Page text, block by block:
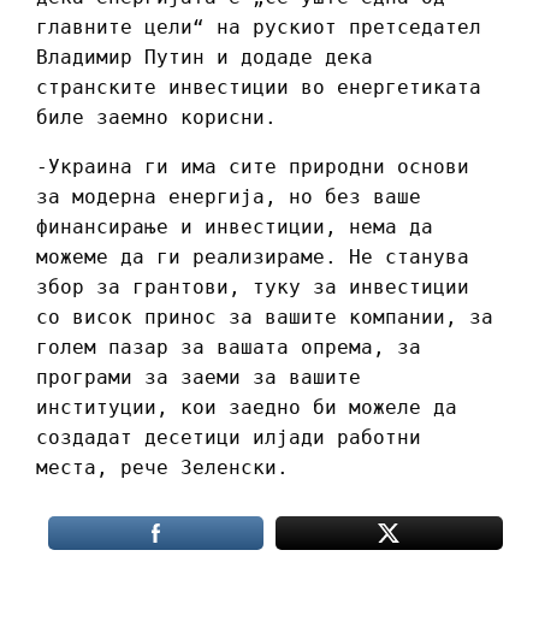
главните цели“ на рускиот претседател
Владимир Путин и додаде дека
странските инвестиции во енергетиката
биле заемно корисни.
-Украина ги има сите природни основи
за модерна енергија, но без ваше
финансирање и инвестиции, нема да
можеме да ги реализираме. Не станува
збор за грантови, туку за инвестиции
со висок принос за вашите компании, за
голем пазар за вашата опрема, за
програми за заеми за вашите
институции, кои заедно би можеле да
создадат десетици илјади работни
места, рече Зеленски.